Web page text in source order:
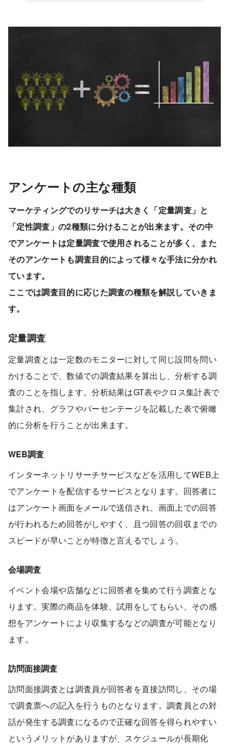
アンケートの主な種類
マーケティングでのリサーチは大きく「定量調査」と
「定性調査」の2種類に分けることが出来ます。その中
でアンケートは定量調査で使用されることが多く、また
そのアンケートも調査目的によって様々な手法に分かれ
ています。
ここでは調査目的に応じた調査の種類を解説していきま
す。
定量調査
定量調査とは一定数のモニターに対して同じ設問を問い
かけることで、数値での調査結果を算出し、分析する調
査のことを指します。分析結果はGT表やクロス集計表で
集計され、グラフやパーセンテージを記載した表で俯瞰
的に分析を行うことが出来ます。
WEB調査
インターネットリサーチサービスなどを活用してWEB上
でアンケートを配信するサービスとなります。回答者に
はアンケート画面をメールで送信され、画面上での回答
が行われるため回答がしやすく、且つ回答の回収までの
スピードが早いことが特徴と言えるでしょう。
会場調査
イベント会場や店舗などに回答者を集めて行う調査とな
ります。実際の商品を体験、試用をしてもらい、その感
想をアンケートにより収集するなどの調査が可能となり
ます。
訪問面接調査
訪問面接調査とは調査員が回答者を直接訪問し、その場
で調査票への記入を行うものとなります。調査員との対
話が発生する調査になるので正確な回答を得られやすい
というメリットがありますが、スケジュールが長期化